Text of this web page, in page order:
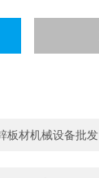
板材机械设备批发